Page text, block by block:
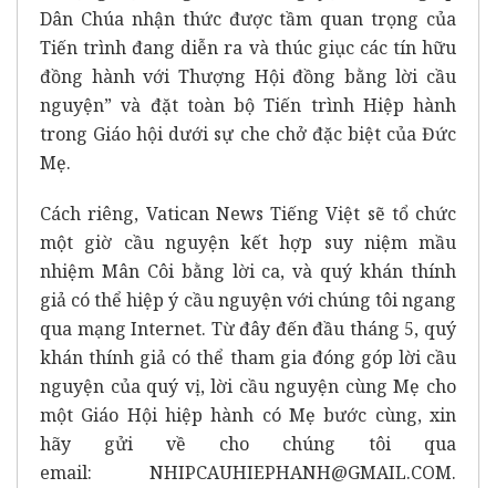
Dân Chúa nhận thức được tầm quan trọng của
Tiến trình đang diễn ra và thúc giục các tín hữu
đồng hành với Thượng Hội đồng bằng lời cầu
nguyện” và đặt toàn bộ Tiến trình Hiệp hành
trong Giáo hội dưới sự che chở đặc biệt của Đức
Mẹ.
Cách riêng, Vatican News Tiếng Việt sẽ tổ chức
một giờ cầu nguyện kết hợp suy niệm mầu
nhiệm Mân Côi bằng lời ca, và quý khán thính
giả có thể hiệp ý cầu nguyện với chúng tôi ngang
qua mạng Internet. Từ đây đến đầu tháng 5, quý
khán thính giả có thể tham gia đóng góp lời cầu
nguyện của quý vị, lời cầu nguyện cùng Mẹ cho
một Giáo Hội hiệp hành có Mẹ bước cùng, xin
hãy gửi về cho chúng tôi qua
email: NHIPCAUHIEPHANH@GMAIL.COM.